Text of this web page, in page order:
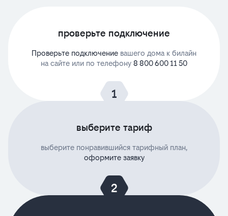
проверьте подключение
Проверьте подключение вашего дома к билайн
на сайте или по телефону 8 800 600 11 50
выберите тариф
выберите понравившийся тарифный план,
оформите заявку